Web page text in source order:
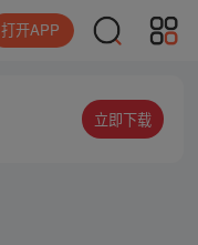
打开APP
立即下载